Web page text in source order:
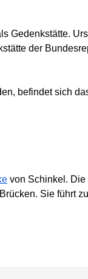
Gedenkstätte.
der
befindet sich
von Schinkel.
Sie führt